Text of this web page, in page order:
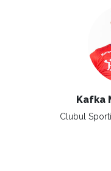
Kafka
Clubul